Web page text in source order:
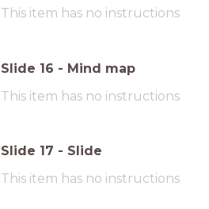
This item has no instructions
Slide 16 - Mind map
This item has no instructions
Slide 17 - Slide
This item has no instructions